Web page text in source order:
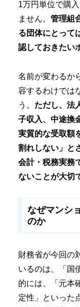
1万円単位で購
ません。 管理組
る団体にとって
認しておきたい
名前が変わるか
容するわけでは
う。 ただし、法
子収入、中途換
実質的な受取額
割れしない」と
会計・税務実務
ないことが大切
なぜマンシ
のか
財務省が今回の
いるのは、「国
的には、「元本
定性」といった